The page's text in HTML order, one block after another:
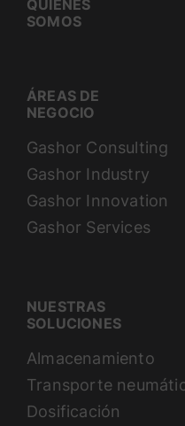
QUIÉNES
SOMOS
ÁREAS DE
NEGOCIO
Gashor Consulting
Gashor Industry
Gashor Innovation
Gashor Services
NUESTRAS
SOLUCIONES
Almacenamiento
Transporte
Dosificación